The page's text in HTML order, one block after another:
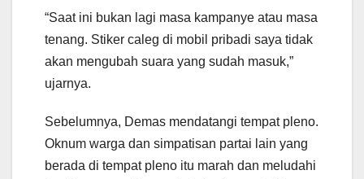
“Saat ini bukan lagi masa kampanye atau masa
tenang. Stiker caleg di mobil pribadi saya tidak
akan mengubah suara yang sudah masuk,”
ujarnya.
Sebelumnya, Demas mendatangi tempat pleno.
Oknum warga dan simpatisan partai lain yang
berada di tempat pleno itu marah dan meludahi